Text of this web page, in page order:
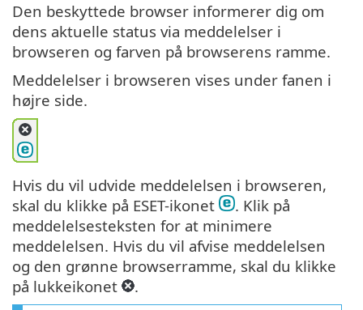
Den beskyttede browser informerer dig om
dens aktuelle status via meddelelser i
browseren og farven på browserens ramme.
Meddelelser i browseren vises under fanen i
højre side.
Hvis du vil udvide meddelelsen i browseren,
skal du klikke på ESET-ikonet
. Klik på
meddelelsesteksten for at minimere
meddelelsen. Hvis du vil afvise meddelelsen
og den grønne browserramme, skal du klikke
på lukkeikonet
.